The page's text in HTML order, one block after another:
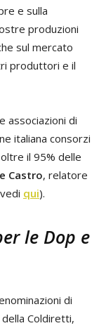
e sulla
produzioni
sul mercato
produttori e il
associazioni di
italiana consorzi
il 95% delle
Castro, relatore
qui).
le Dop e
di
Coldiretti,